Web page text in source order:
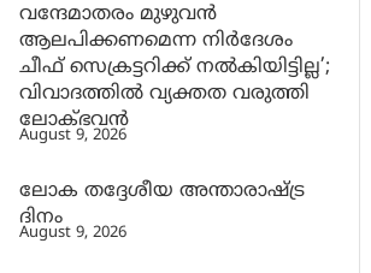
വന്ദേമാതരം മുഴുവൻ
ആലപിക്കണമെന്ന നിർദേശം
ചീഫ് സെക്രട്ടറിക്ക് നൽകിയിട്ടില്ല’;
വിവാദത്തിൽ വ്യക്തത വരുത്തി
ലോക്ഭവൻ
August 9, 2026
ലോക തദ്ദേശീയ അന്താരാഷ്ട്ര
ദിനം
August 9, 2026